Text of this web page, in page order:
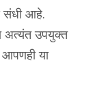
संधी आहे.
अत्यंत उपयुक्त
या